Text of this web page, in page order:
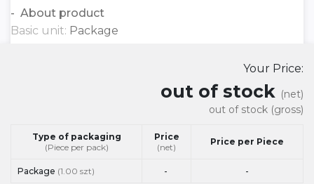
About product
Basic unit: Package
Your Price:
out of stock (net)
out of stock (gross)
Type of packaging
(Piece per pack)
Price
(net)
Price per Piece
Package (1.00 szt) - -